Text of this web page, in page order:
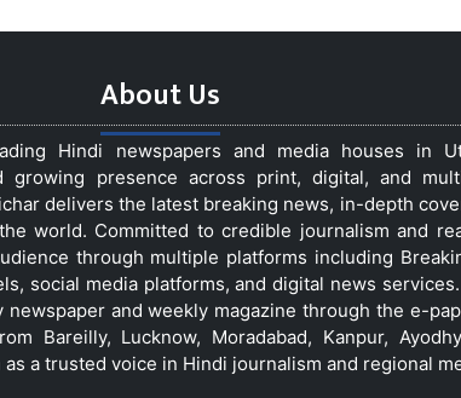
About Us
Hindi newspapers and media houses in
growing presence across print, digital, and
delivers the latest breaking news, in-depth
world. Committed to credible journalism and
through multiple platforms including
social media platforms, and digital news
and weekly magazine through the e-
Bareilly, Lucknow, Moradabad, Kanpur,
a trusted voice in Hindi journalism and regional